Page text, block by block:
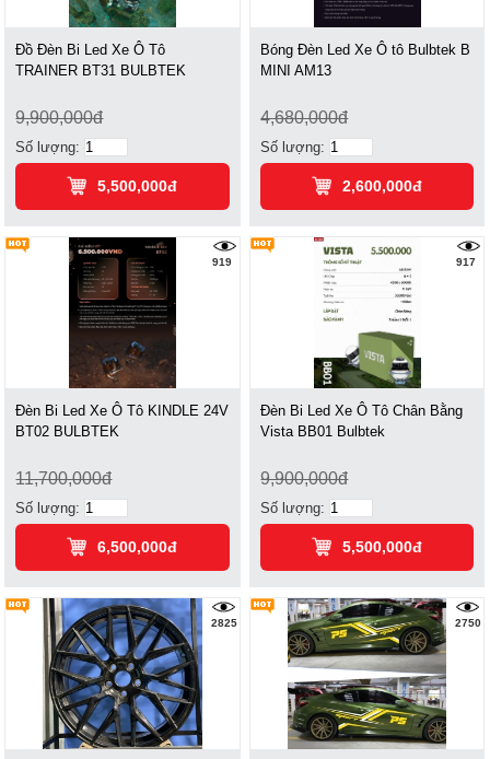
Đồ Đèn Bi Led Xe Ô Tô
TRAINER BT31 BULBTEK
9,900,000đ
Số lượng:
5,500,000đ
Bóng Đèn Led Xe Ô tô Bulbtek B
MINI AM13
4,680,000đ
Số lượng:
2,600,000đ
919
Đèn Bi Led Xe Ô Tô KINDLE 24V
BT02 BULBTEK
11,700,000đ
Số lượng:
6,500,000đ
917
Đèn Bi Led Xe Ô Tô Chân Bằng
Vista BB01 Bulbtek
9,900,000đ
Số lượng:
5,500,000đ
2825 2750